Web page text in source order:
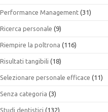
Performance Management (31)
Ricerca personale (9)
Riempire la poltrona (116)
Risultati tangibili (18)
Selezionare personale efficace (11)
Senza categoria (3)
Studi dentistici (132)